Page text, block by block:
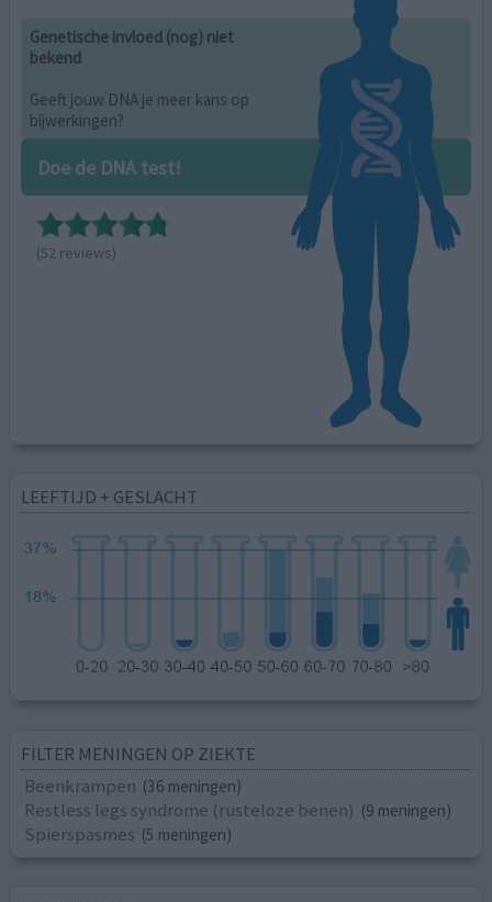
Genetische invloed (nog) niet
bekend
Geeft jouw DNA je meer kans op
bijwerkingen?
Doe de DNA test!
(52 reviews)
LEEFTIJD + GESLACHT
FILTER MENINGEN OP ZIEKTE
Beenkrampen (36 meningen)
Restless legs syndrome (rusteloze benen) (9 meningen)
Spierspasmes (5 meningen)